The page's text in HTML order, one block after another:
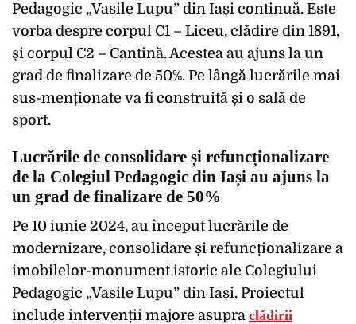
Pedagogic „Vasile Lupu” din Iași continuă. Este
vorba despre corpul C1 – Liceu, clădire din 1891,
și corpul C2 – Cantină. Acestea au ajuns la un
grad de finalizare de 50%. Pe lângă lucrările mai
sus-menționate va fi construită și o sală de
sport.
Lucrările de consolidare și refuncționalizare
de la Colegiul Pedagogic din Iași au ajuns la
un grad de finalizare de 50%
Pe 10 iunie 2024, au început lucrările de
modernizare, consolidare și refuncționalizare a
imobilelor-monument istoric ale Colegiului
Pedagogic „Vasile Lupu” din Iași. Proiectul
include intervenții majore asupra clădirii